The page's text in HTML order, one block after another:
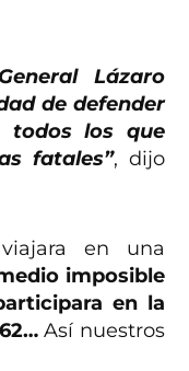
Lázaro
de defender
todos los que
fatales”, dijo
en una
imposible
en la
Así nuestros